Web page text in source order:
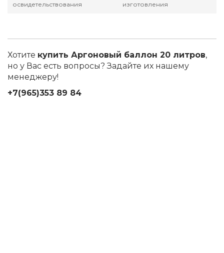
освидетельствования
изготовления
Хотите купить Аргоновый баллон 20 литров,
но у Вас есть вопросы? Задайте их нашему
менеджеру!
+7(965)353 89 84